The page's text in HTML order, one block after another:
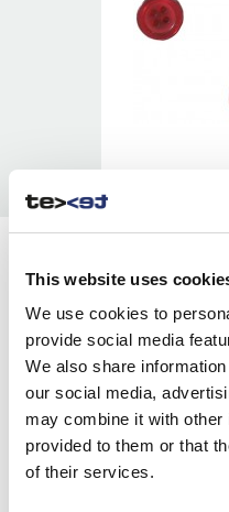
This website uses
We use cookies to
provide social media
We also share
our social media,
may combine it with other
provided to them or that
of their services.
WHITE
RED
NAVY